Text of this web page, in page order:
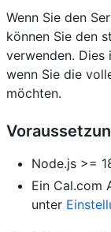
Wenn Sie den
können Sie den
verwenden.
wenn Sie die
möchten.
Node.js >=
Ein Cal.com
unter